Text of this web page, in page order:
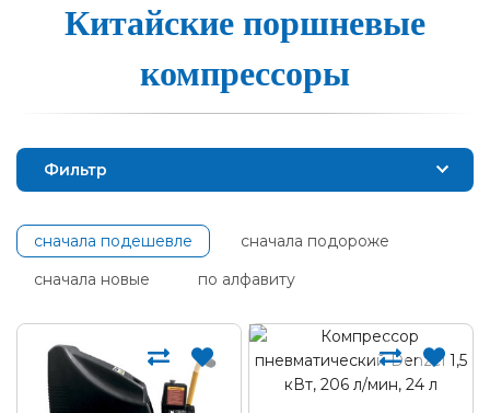
Китайские пор­шне­вые
ком­прес­со­ры
Фильтр
сначала подешевле
сначала подороже
сначала новые
по алфавиту